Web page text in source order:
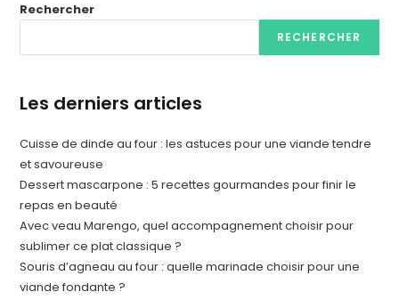
Rechercher
RECHERCHER
Les derniers articles
Cuisse de dinde au four : les astuces pour une viande tendre
et savoureuse
Dessert mascarpone : 5 recettes gourmandes pour finir le
repas en beauté
Avec veau Marengo, quel accompagnement choisir pour
sublimer ce plat classique ?
Souris d’agneau au four : quelle marinade choisir pour une
viande fondante ?